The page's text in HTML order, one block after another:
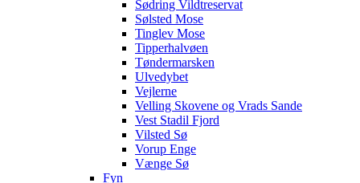
Sødring Vildtreservat
Sølsted Mose
Tinglev Mose
Tipperhalvøen
Tøndermarsken
Ulvedybet
Vejlerne
Velling Skovene og Vrads Sande
Vest Stadil Fjord
Vilsted Sø
Vorup Enge
Vænge Sø
Fyn